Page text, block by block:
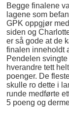
Begge finalene
lagene som
GPK oppgjør
siden og
er så gode at de
finalen inneholdt
Pendelen
hverandre tett
poenger. De
skulle ro dette i
runde medførte
5 poeng og